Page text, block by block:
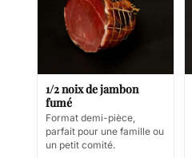
1/2 noix de jambon
fumé
Format demi-pièce,
parfait pour une famille ou
un petit comité.